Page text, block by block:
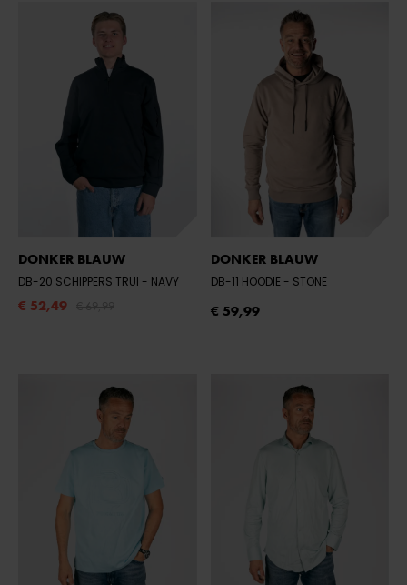
DONKER BLAUW
DB-20 SCHIPPERS TRUI - NAVY
€ 52,49
DONKER BLAUW
DB-11 HOODIE - STONE
€ 59,99